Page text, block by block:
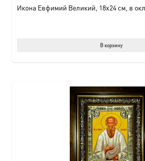
Икона Евфимий Великий, 18х24 см, в
В корзину